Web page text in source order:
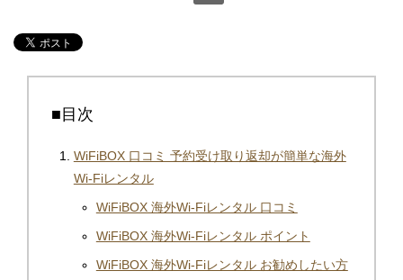
■目次
WiFiBOX 口コミ 予約受け取り返却が簡単な海外
Wi-Fiレンタル
WiFiBOX 海外Wi-Fiレンタル 口コミ
WiFiBOX 海外Wi-Fiレンタル ポイント
WiFiBOX 海外Wi-Fiレンタル お勧めしたい方